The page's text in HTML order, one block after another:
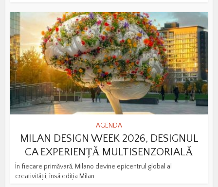
AGENDA
MILAN DESIGN WEEK 2026, DESIGNUL
CA EXPERIENȚĂ MULTISENZORIALĂ
În fiecare primăvară, Milano devine epicentrul global al
creativității, însă ediția Milan...